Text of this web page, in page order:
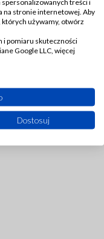
treści i
na stronie internetowej. Aby
używamy, otwórz
i pomiaru skuteczności
Google LLC, więcej
Dostosuj